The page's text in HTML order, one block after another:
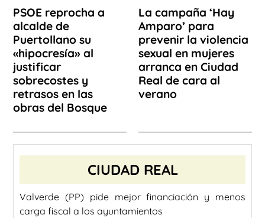
PSOE reprocha a
alcalde de
Puertollano su
«hipocresía» al
justificar
sobrecostes y
retrasos en las
obras del Bosque
La campaña ‘Hay
Amparo’ para
prevenir la violencia
sexual en mujeres
arranca en Ciudad
Real de cara al
verano
CIUDAD REAL
Valverde (PP) pide mejor financiación y menos
carga fiscal a los ayuntamientos